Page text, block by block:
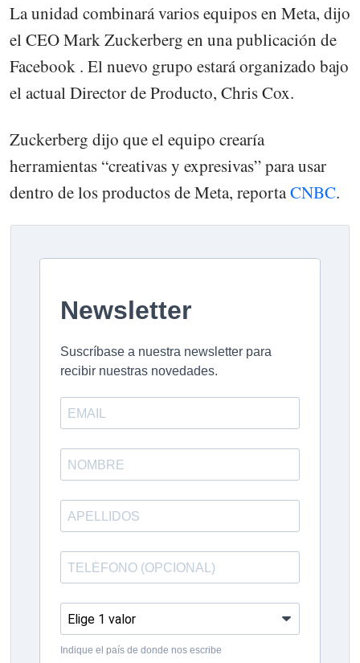
La unidad combinará varios equipos en Meta, dijo
el CEO Mark Zuckerberg en una publicación de
Facebook . El nuevo grupo estará organizado bajo
el actual Director de Producto, Chris Cox.
Zuckerberg dijo que el equipo crearía
herramientas “creativas y expresivas” para usar
dentro de los productos de Meta, reportaCNBC.